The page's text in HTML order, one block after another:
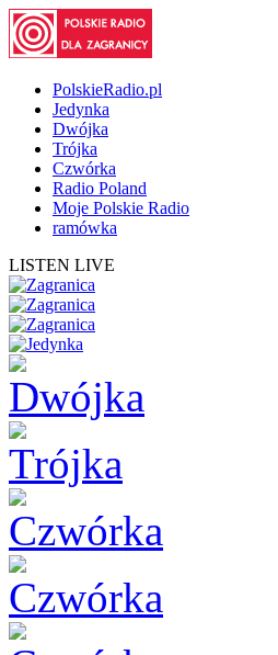
PolskieRadio.pl
Jedynka
Dwójka
Trójka
Czwórka
Radio Poland
Moje Polskie Radio
ramówka
LISTEN LIVE